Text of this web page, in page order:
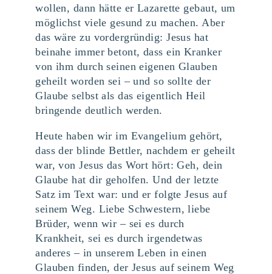
wollen, dann hätte er Lazarette gebaut, um
möglichst viele gesund zu machen. Aber
das wäre zu vordergründig: Jesus hat
beinahe immer betont, dass ein Kranker
von ihm durch seinen eigenen Glauben
geheilt worden sei – und so sollte der
Glaube selbst als das eigentlich Heil
bringende deutlich werden.
Heute haben wir im Evangelium gehört,
dass der blinde Bettler, nachdem er geheilt
war, von Jesus das Wort hört: Geh, dein
Glaube hat dir geholfen. Und der letzte
Satz im Text war: und er folgte Jesus auf
seinem Weg. Liebe Schwestern, liebe
Brüder, wenn wir – sei es durch
Krankheit, sei es durch irgendetwas
anderes – in unserem Leben in einen
Glauben finden, der Jesus auf seinem Weg